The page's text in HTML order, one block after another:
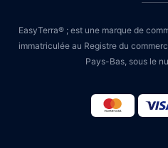
EasyTerra® ; est une marque de
immatriculée au Registre du
Pays-Bas, sous le